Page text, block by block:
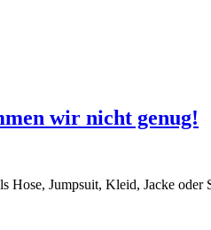
wir nicht genug!
Jumpsuit, Kleid, Jacke